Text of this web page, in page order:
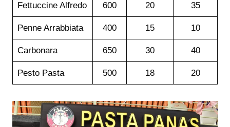
Fettuccine Alfredo 600 20 35
Penne Arrabbiata 400 15 10
Carbonara 650 30 40
Pesto Pasta 500 18 20